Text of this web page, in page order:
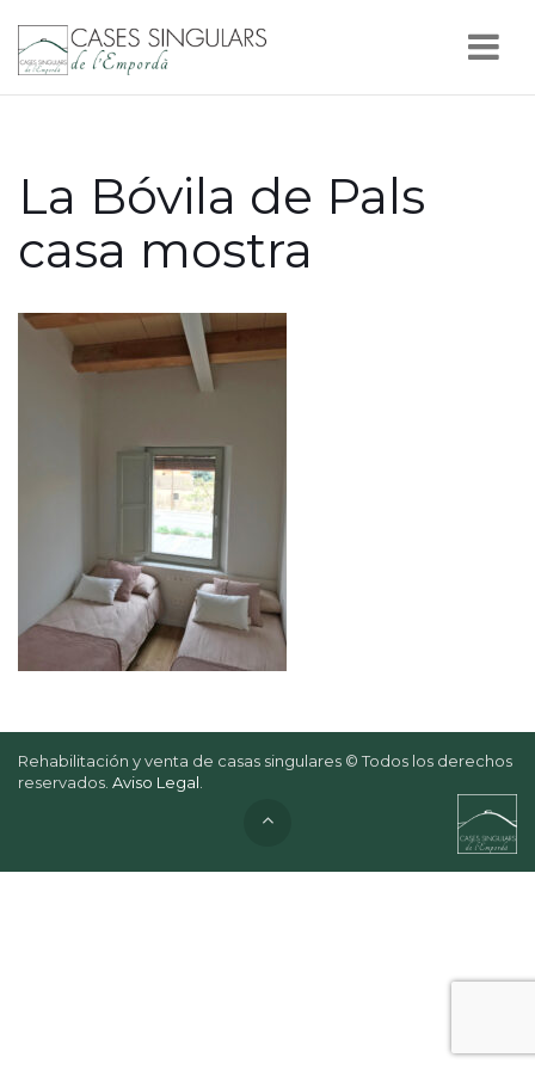
La Bóvila de Pals
casa mostra
Rehabilitación y venta de casas singulares © Todos los derechos
reservados. Aviso Legal